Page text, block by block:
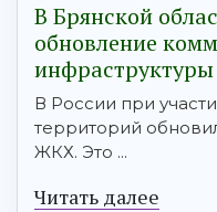
В Брянской
обновление
инфраструктуры
В России при
территорий
ЖКХ. Это ...
Читать далее